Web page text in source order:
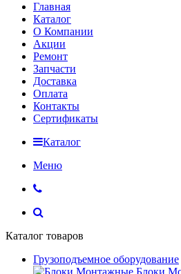
Главная
Каталог
О Компании
Акции
Ремонт
Запчасти
Доставка
Оплата
Контакты
Сертификаты
Каталог
Меню
Каталог товаров
Грузоподъемное оборудование
Блоки